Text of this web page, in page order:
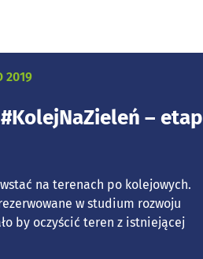
2019
#KolejNaZieleń – etap
na terenach po kolejowych.
w studium rozwoju
by oczyścić teren z istniejącej